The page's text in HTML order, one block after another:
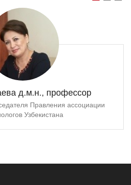
д.м.н., профессор
Правления ассоциации
Узбекистана